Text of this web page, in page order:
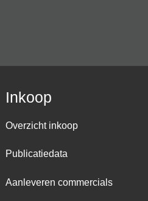
Inkoop
Overzicht inkoop
Publicatiedata
Aanleveren commercials